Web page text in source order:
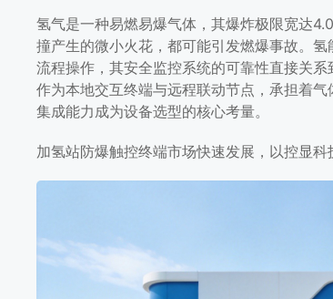
加氢站安全防线，工控
防爆与远程联动
氢气是一种易燃易爆气体，其爆炸极限宽达
撞产生的微小火花，都可能引发燃爆事故。
流程操作，其安全监控系统的可靠性直接关
作为本地交互终端与远程联动节点，承担着
集成能力成为设备选型的核心考量。
加氢站防爆触控终端市场快速发展，以控显科